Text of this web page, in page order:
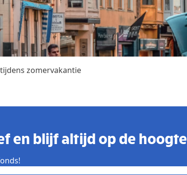
zomervakantie
en blijf altijd op de hoogte